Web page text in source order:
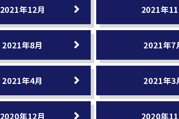
2021年12月 2021年
2021年8月 2021年7
2021年4月 2021年3
2020年12月 2020年